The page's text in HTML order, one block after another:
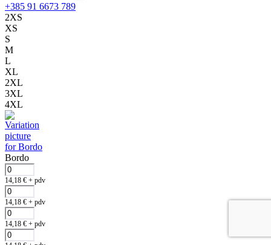
+385 91 6673 789
2XS
XS
S
M
L
XL
2XL
3XL
4XL
Bordo
14,18 € + pdv
14,18 € + pdv
14,18 € + pdv